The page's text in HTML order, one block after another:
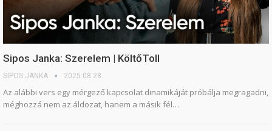
Sipos Janka: Szerelem | KöltőToll
SIPOS JANKA 2025.08.28.
Az alábbi vers egy mérgező kapcsolat dinamikáját próbálja megragadni,
méghozzá nem az áldozat, hanem a másik fél…